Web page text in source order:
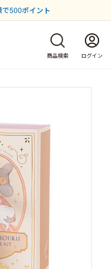
500ポイント
商品検索 ログイン